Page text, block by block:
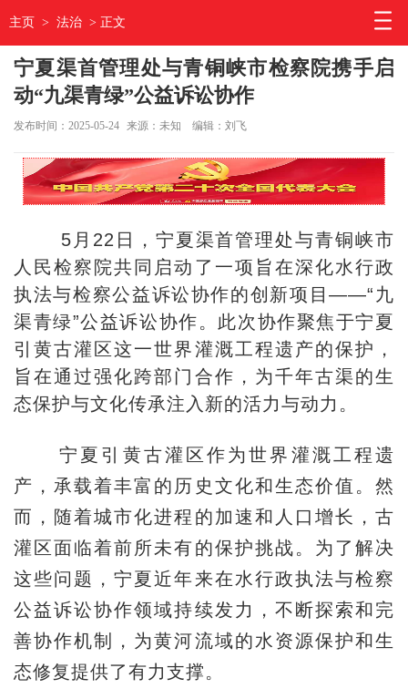
主页 > 法治 > 正文
宁夏渠首管理处与青铜峡市检察院携手启
动“九渠青绿”公益诉讼协作
发布时间：2025-05-24 来源：未知 编辑：刘飞
5月22日，宁夏渠首管理处与青铜峡市
人民检察院共同启动了一项旨在深化水行政
执法与检察公益诉讼协作的创新项目——“九
渠青绿”公益诉讼协作。此次协作聚焦于宁夏
引黄古灌区这一世界灌溉工程遗产的保护，
旨在通过强化跨部门合作，为千年古渠的生
态保护与文化传承注入新的活力与动力。
宁夏引黄古灌区作为世界灌溉工程遗
产，承载着丰富的历史文化和生态价值。然
而，随着城市化进程的加速和人口增长，古
灌区面临着前所未有的保护挑战。为了解决
这些问题，宁夏近年来在水行政执法与检察
公益诉讼协作领域持续发力，不断探索和完
善协作机制，为黄河流域的水资源保护和生
态修复提供了有力支撑。